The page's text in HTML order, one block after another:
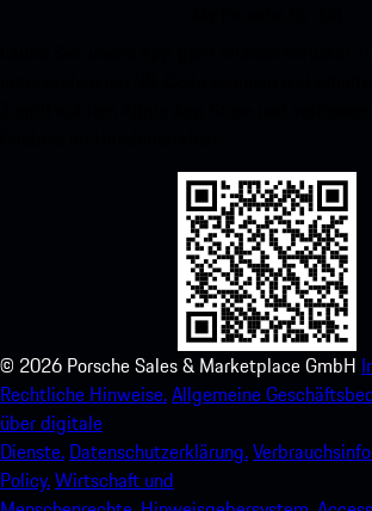
© 2026 Porsche Sales & Marketplace GmbH
Rechtliche Hinweise.Allgemeine
über digitale
Dienste. Datenschutzerklärung.
Policy.Wirtschaft und